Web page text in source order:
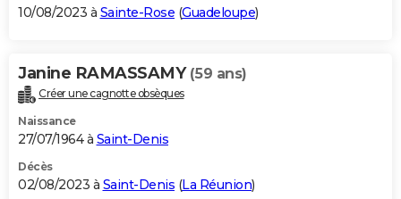
10/08/2023 à Sainte-Rose (Guadeloupe)
Janine RAMASSAMY (59 ans)
Créer une cagnotte obsèques
Naissance
27/07/1964 à Saint-Denis
Décès
02/08/2023 à Saint-Denis (La Réunion)